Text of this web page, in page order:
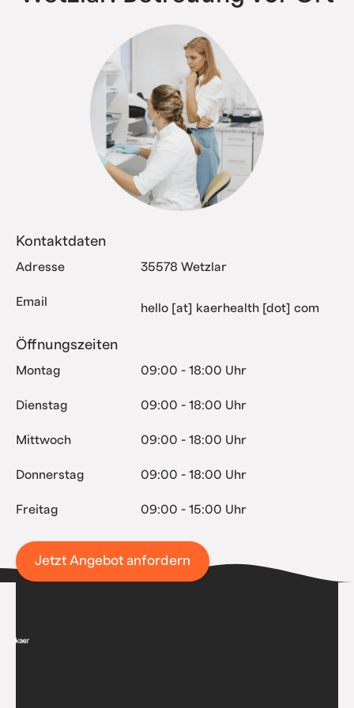
Kontaktdaten
Adresse 35578 Wetzlar
Email hello [at] kaerhealth [dot] com
Öffnungszeiten
Montag 09:00 - 18:00 Uhr
Dienstag 09:00 - 18:00 Uhr
Mittwoch 09:00 - 18:00 Uhr
Donnerstag 09:00 - 18:00 Uhr
Freitag 09:00 - 15:00 Uhr
Jetzt Angebot anfordern